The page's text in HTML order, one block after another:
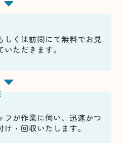
しくは訪問にて無料でお見
ただきます。
フが作業に伺い、迅速かつ
け・回収いたします。